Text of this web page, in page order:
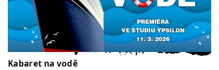
Kabaret na vodě